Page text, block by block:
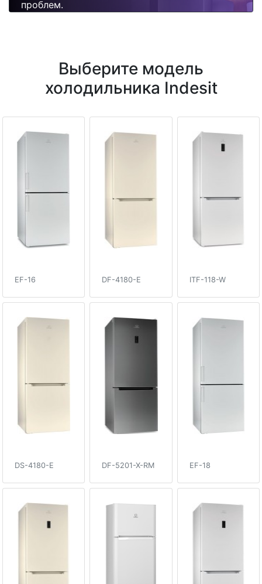
проблем.
Выберите модель
холодильника Indesit
EF-16 DF-4180-E ITF-118-W
DS-4180-E DF-5201-X-RM EF-18